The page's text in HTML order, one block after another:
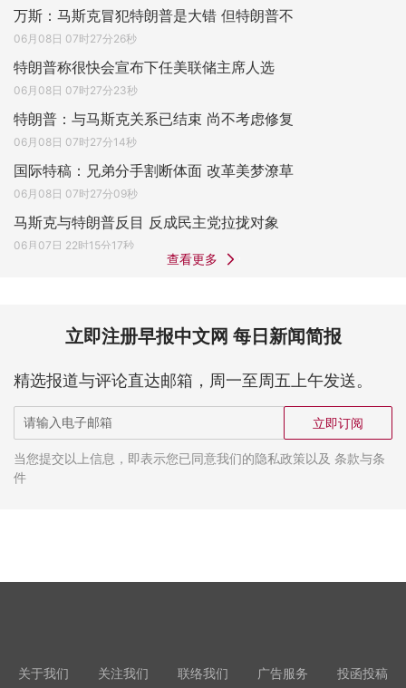
万斯：马斯克冒犯特朗普是大错 但特朗普不
06月08日 07时27分26秒
特朗普称很快会宣布下任美联储主席人选
06月08日 07时27分23秒
特朗普：与马斯克关系已结束 尚不考虑修复
06月08日 07时27分14秒
国际特稿：兄弟分手割断体面 改革美梦潦草
06月08日 07时27分09秒
马斯克与特朗普反目 反成民主党拉拢对象
06月07日 22时15分17秒
查看更多
立即注册早报中文网 每日新闻简报
精选报道与评论直达邮箱，周一至周五上午发送。
立即订阅
当您提交以上信息，即表示您已同意我们的隐私政策以及 条款与条
件
关于我们 关注我们 联络我们 广告服务 投函投稿